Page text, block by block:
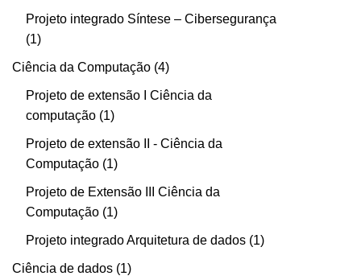
Projeto integrado Síntese – Cibersegurança
1
Ciência da Computação 4
Projeto de extensão I Ciência da
computação 1
Projeto de extensão II - Ciência da
Computação 1
Projeto de Extensão III Ciência da
Computação 1
Projeto integrado Arquitetura de dados 1
Ciência de dados 1